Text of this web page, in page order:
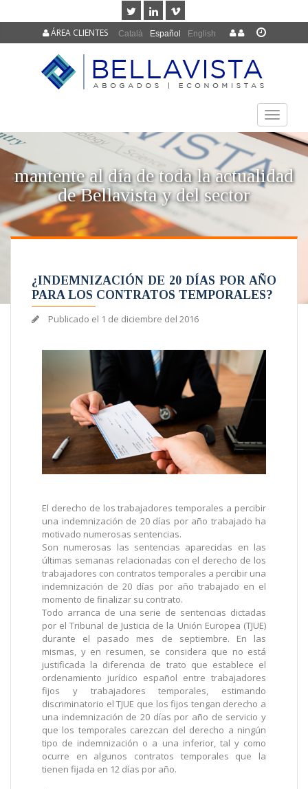
Català Español English
ÁREA CLIENTES
TOGGLE
mantente al día de toda la actualidad
de Bellavista y del sector
¿INDEMNIZACIÓN DE 20 DÍAS POR AÑO
PARA LOS CONTRATOS TEMPORALES?
Publicado el 1 de diciembre del 2016
El derecho de los trabajadores temporales a percibir
una indemnización de 20 días por año trabajado ha
motivado numerosas sentencias.
Son numerosas las sentencias aparecidas en las
últimas semanas relacionadas con el derecho de los
trabajadores con contratos temporales a percibir una
indemnización de 20 días por año trabajado en el
momento de finalizar su contrato.
Todo arranca de una serie de sentencias dictadas
por el Tribunal de Justicia de la Unión Europea (TJUE)
durante el pasado mes de septiembre. En las
mismas, y en resumen, se considera que no está
justificada la diferencia de trato que establece el
ordenamiento jurídico español entre trabajadores
fijos y trabajadores temporales, estimando
discriminatorio el TJUE que los fijos tengan derecho a
una indemnización de 20 días por año de servicio y
que los temporales carezcan del derecho a ningún
tipo de indemnización o a una inferior, tal y como
ocurre en algunos contratos temporales que la
tienen fijada en 12 días por año.